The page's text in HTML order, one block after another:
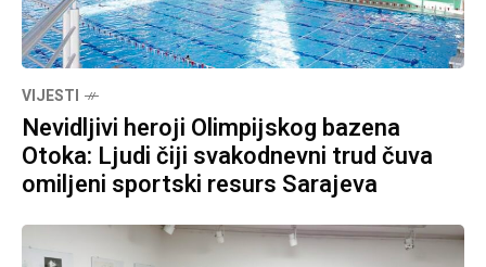
VIJESTI
Nevidljivi heroji Olimpijskog bazena
Otoka: Ljudi čiji svakodnevni trud čuva
omiljeni sportski resurs Sarajeva